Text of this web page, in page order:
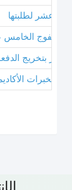
عشر لطلبتها
الفوج
بتخريج